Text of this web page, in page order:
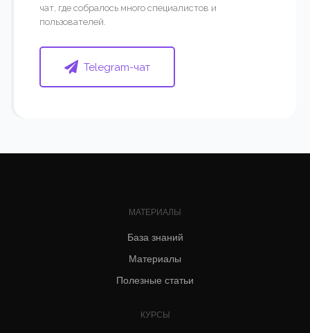
чат, где собралось много специалистов и
пользователей.
Telegram-чат
МАТЕРИАЛЫ
База знаний
Материалы
Полезные статьи
КУРСЫ